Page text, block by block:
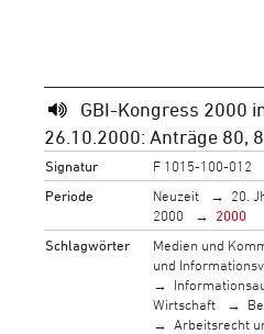
GBI-Kongress 2000
26.10.2000: Anträge 80,
Signatur
F 1015-100-012
Periode
Neuzeit 20.
2000
2000
Schlagwörter
Medien und
und
Wirtschaft
Arbeitsrecht